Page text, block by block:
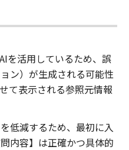
を活用しているため、誤
ン）が生成される可能性
て表示される参照元情報
低減するため、最初に入
内容】は正確かつ具体的